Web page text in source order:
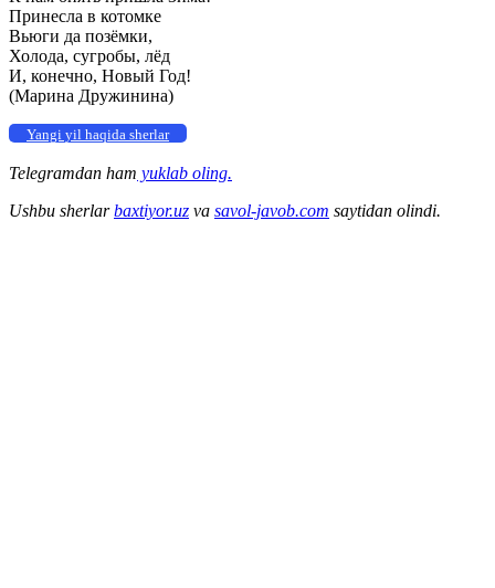
Принесла в котомке
Вьюги да позёмки,
Холода, сугробы, лёд
И, конечно, Новый Год!
(Марина Дружинина)
Yangi yil haqida sherlar
Telegramdan ham yuklab oling.
Ushbu sherlarbaxtiyor.uz va savol-javob.com saytidan olindi.